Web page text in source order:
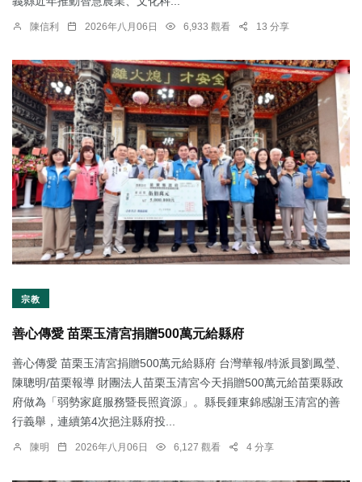
陳信利 2026年八月06日 6,933 觀看 13 分享
宗教
善心傳愛 苗栗玉清宮捐贈500萬元給縣府
善心傳愛 苗栗玉清宮捐贈500萬元給縣府 台灣華報/特派員劉鳳瑩、
陳聰明/苗栗報導 財團法人苗栗玉清宮今天捐贈500萬元給苗栗縣政
府做為「弱勢家庭服務暨長照資源」。縣長鍾東錦感謝玉清宮的善
行義舉，連續第4次挹注縣府投...
陳明 2026年八月06日 6,127 觀看 4 分享